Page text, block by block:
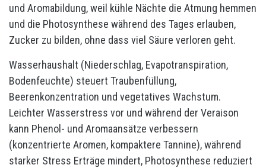
und Aromabildung, weil kühle Nächte die Atmung hemmen
und die Photosynthese während des Tages erlauben,
Zucker zu bilden, ohne dass viel Säure verloren geht.
Wasserhaushalt (Niederschlag, Evapotranspiration,
Bodenfeuchte) steuert Traubenfüllung,
Beerenkonzentration und vegetatives Wachstum.
Leichter Wasserstress vor und während der Veraison
kann Phenol- und Aromaansätze verbessern
(konzentrierte Aromen, kompaktere Tannine), während
starker Stress Erträge mindert, Photosynthese reduziert